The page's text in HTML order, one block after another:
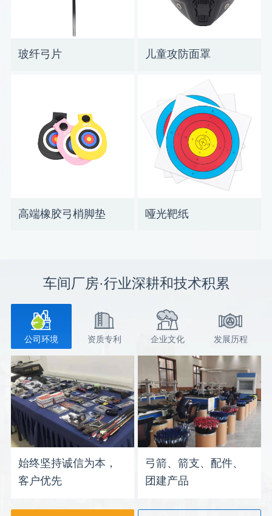
玻纤弓片 儿童攻防面罩
高端橡胶弓梢脚垫 哑光靶纸
车间厂房·行业深耕和技术积累
公司环境 资质专利 企业文化 发展历程
始终坚持诚信为本，
客户优先
弓箭、箭支、配件、
团建产品